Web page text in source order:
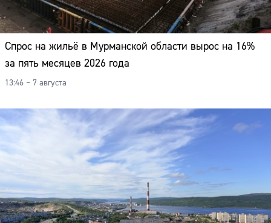
Спрос на жильё в Мурманской области вырос на 16%
за пять месяцев 2026 года
13:46 – 7 августа